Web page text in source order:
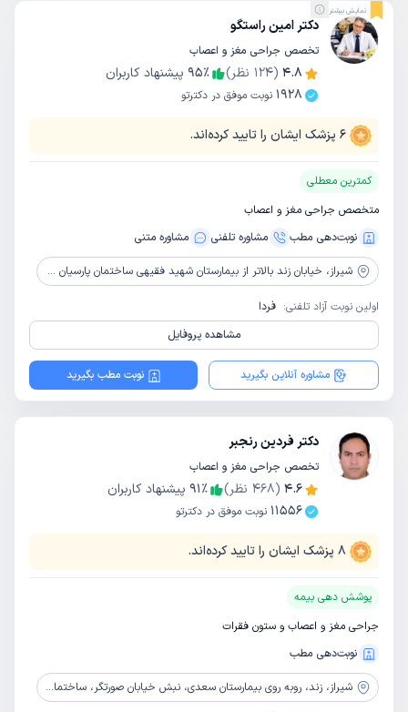
نمایش بیشتر
دکتر امین راستگو
تخصص جراحی مغز و اعصاب
4.8
(
124 نظر) 95٪
پیشنهاد کاربران
1928 نوبت موفق در دکترتو
6 پزشک ایشان را تایید کرده‌اند.
کمترین معطلی
متخصص جراحی مغز و اعصاب
نوبت‌دهی مطب
مشاوره‌ تلفنی مشاوره‌ متنی
شیراز، خیابان زند بالاتر از بیمارستان شهید فقیهی ساختمان پارسیان طبقه سوم
اولین نوبت آزاد تلفنی: فردا
مشاهده پروفایل
مشاوره آنلاین بگیرید نوبت مطب بگیرید
دکتر فردین رنجبر
تخصص جراحی مغز و اعصاب
4.6
(
468 نظر) 91٪
پیشنهاد کاربران
11556 نوبت موفق در دکترتو
8 پزشک ایشان را تایید کرده‌اند.
پوشش دهی بیمه
جراحی مغز و اعصاب و ستون فقرات
نوبت‌دهی مطب
شیراز، زند، روبه روی بیمارستان سعدی، نبش خیابان صورتگر، ساختمان کیمیا، طبقه 2، واحد 6